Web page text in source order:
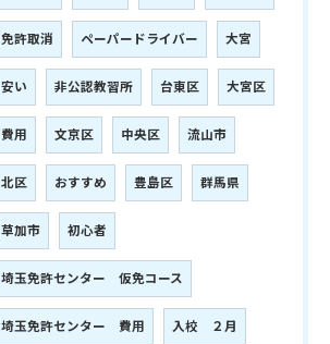
免許取消 ペーパードライバー 大宮
安い 非公認教習所 台東区 大宮区
費用 文京区 中央区 流山市
北区 おすすめ 豊島区 群馬県
草加市 初心者
埼玉免許センター 仮免コース
埼玉免許センター 費用 入校 ２月